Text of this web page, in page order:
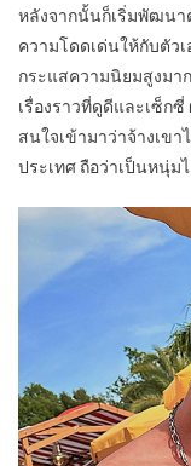
หลังจากนั้นก็เริ่มพัฒนา
ความโดดเด่นให้กับตัว
กระแสความนิยมสูงมา
เรื่องราวที่ดูดีและเซ็ก
สนใจเข้ามาว่าจ้างเขา
ประเทศ ถือว่าเป็นหนุ่ม